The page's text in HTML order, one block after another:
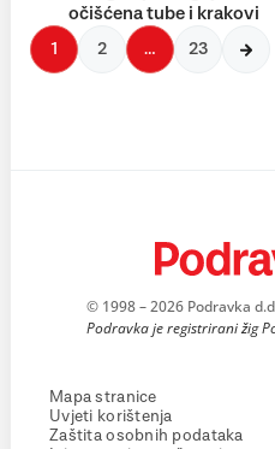
očišćena tube i krakovi
1 2 … 23
© 1998 – 2026 Podravka
Podravka je registrirani žig
Mapa stranice
Uvjeti korištenja
Zaštita osobnih podataka